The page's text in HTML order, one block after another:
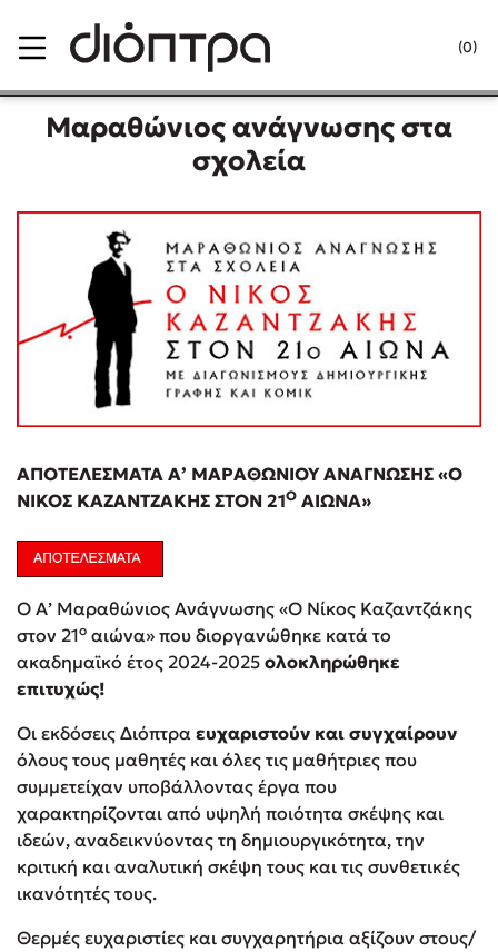
(0)
Κλείσιμο
Το ξενοδοχείο των συναισθημάτων
Χάρης Πολίτης
Καθρέφτης
Sebastian Fitzek
Στέφανος Ξενάκης
Το λεξικό της ζωής σου
Μαραθώνιος ανάγνωσης στα
σχολεία
ΑΠΟΤΕΛΕΣΜΑΤΑ Α’ ΜΑΡΑΘΩΝΙΟΥ ΑΝΑΓΝΩΣΗΣ «Ο
ΝΙΚΟΣ ΚΑΖΑΝΤΖΑΚΗΣ ΣΤΟΝ 21Ο ΑΙΩΝΑ»
Ο Α’ Μαραθώνιος Ανάγνωσης «Ο Νίκος Καζαντζάκης
στον 21ο αιώνα» που διοργανώθηκε κατά το
ακαδημαϊκό έτος 2024-2025 ολοκληρώθηκε
επιτυχώς!
Οι εκδόσεις Διόπτρα ευχαριστούν και συγχαίρουν
όλους τους μαθητές και όλες τις μαθήτριες που
συμμετείχαν υποβάλλοντας έργα που
χαρακτηρίζονται από υψηλή ποιότητα σκέψης και
ιδεών, αναδεικνύοντας τη δημιουργικότητα, την
κριτική και αναλυτική σκέψη τους και τις συνθετικές
ικανότητές τους.
Θερμές ευχαριστίες και συγχαρητήρια αξίζουν στους/